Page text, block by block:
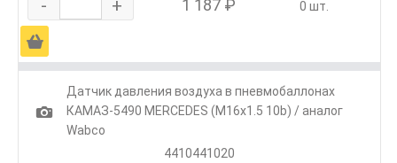
- + 1 187 ₽ 0 шт.
Ä
1
Датчик давления воздуха в пневмобаллонах
КАМАЗ-5490 MERCEDES (M16х1.5 10b) / аналог
Wabco
4410441020